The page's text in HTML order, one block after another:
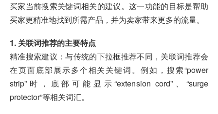
买家当前搜索关键词相关的建议。这一功能的目标是帮助
买家更精准地找到所需产品，并为卖家带来更多的流量。
1. 关联词推荐的主要特点
精准搜索建议：与传统的下拉框推荐不同，关联词推荐会
在页面底部展示多个相关关键词。例如，搜索“power
strip”时，底部可能显示“extension cord”、“surge
protector”等相关词汇。